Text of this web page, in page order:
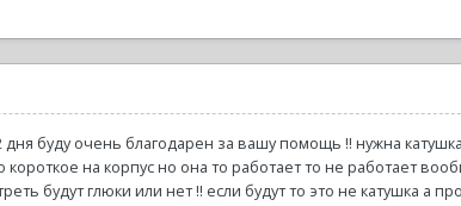
буду очень благодарен за вашу помощь !! нужна
на корпус но она то работает то не работает
будут глюки или нет !! если будут то это не катушка а